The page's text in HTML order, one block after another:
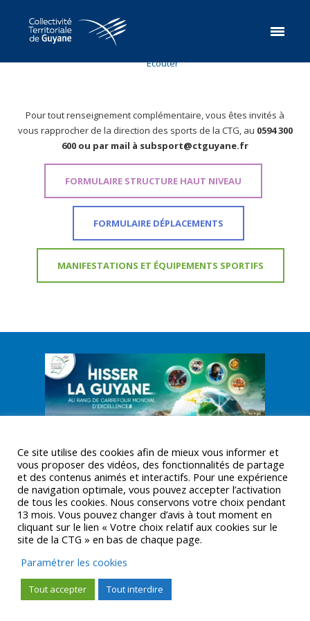
Ecouter
Pour tout renseignement complémentaire, vous êtes invités à
vous rapprocher de la direction des sports de la CTG, au 0594 300
600 ou par mail à subsport@ctguyane.fr
FORMULAIRE STRUCTURE HAUT NIVEAU
FORMULAIRE DÉPLACEMENTS
MANIFESTATIONS ET ÉQUIPEMENTS SPORTIFS
© CTGUYANE 2016 |MENTIONS LÉGALES
Ce site utilise des cookies afin de mieux vous informer et
vous proposer des vidéos, des fonctionnalités de partage
et des contenus animés et interactifs. Pour une expérience
de navigation optimale, vous pouvez accepter l’activation
de tous les cookies. Nous conservons votre choix pendant
13 mois. Vous pouvez changer d’avis à tout moment en
cliquant sur le lien « Votre choix relatif aux cookies sur le
site de la CTG » en bas de chaque page.
Paramétrer les cookies
Tout accepter Tout interdire